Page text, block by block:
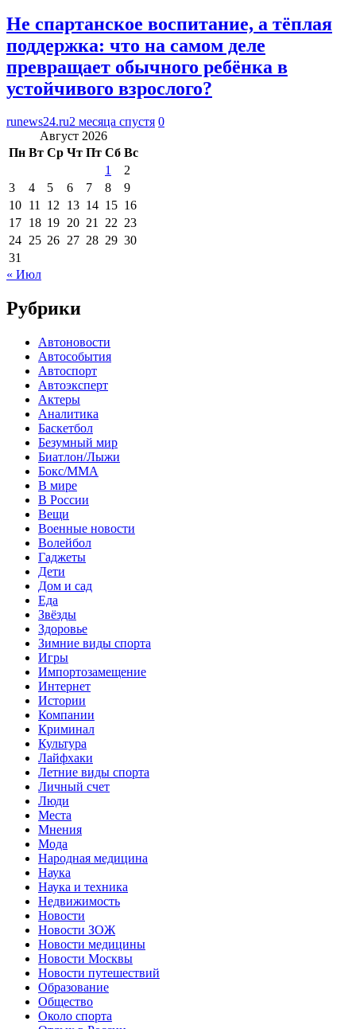
Не спартанское воспитание, а тёплая
поддержка: что на самом деле
превращает обычного ребёнка в
устойчивого взрослого?
runews24.ru2 месяца спустя 0
Август 2026
Пн Вт Ср Чт Пт Сб Вс
1
2
3
4 5 6 7 8
9
10 11 12 13 14 15 16
17 18 19 20 21 22 23
24 25 26 27 28 29 30
31
« Июл
Рубрики
Автоновости
Автособытия
Автоспорт
Автоэксперт
Актеры
Аналитика
Баскетбол
Безумный мир
Биатлон/Лыжи
Бокс/MMA
В мире
В России
Вещи
Военные новости
Волейбол
Гаджеты
Дети
Дом и сад
Еда
Звёзды
Здоровье
Зимние виды спорта
Игры
Импортозамещение
Интернет
Истории
Компании
Криминал
Культура
Лайфхаки
Летние виды спорта
Личный счет
Люди
Места
Мнения
Мода
Народная медицина
Наука
Наука и техника
Недвижимость
Новости
Новости ЗОЖ
Новости медицины
Новости Москвы
Новости путешествий
Образование
Общество
Около спорта